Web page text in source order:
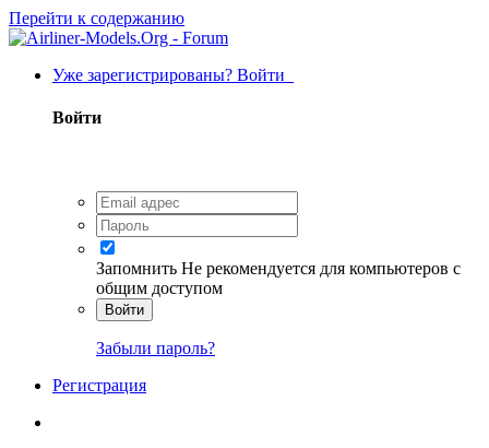
Перейти к содержанию
Уже зарегистрированы? Войти
Войти
Запомнить Не рекомендуется для компьютеров с
общим доступом
Войти
Забыли пароль?
Регистрация